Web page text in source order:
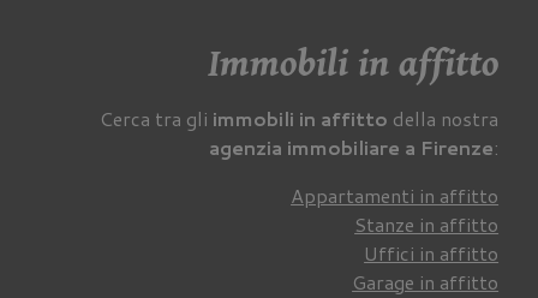
Immobili in affitto
Cerca tra gli immobili in affitto della nostra
agenzia immobiliare a Firenze:
Appartamenti in affitto
Stanze in affitto
Uffici in affitto
Garage in affitto